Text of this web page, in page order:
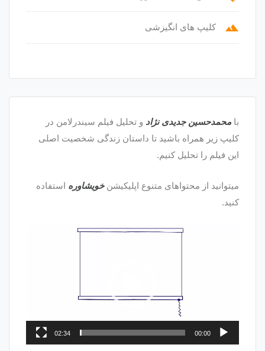
terrain کلیپ های انگیزشی
با محمدحسین جدیدی نژاد و تحلیل فیلم سیندرلامن در
کلیپ زیر همراه باشید تا داستان زندگی شخصیت اصلی
این فیلم را تحلیل کنیم.
میتوانید از محتواهای متنوع اپلیکیشنخویشاوره استفاده
کنید.
00:00
02:34